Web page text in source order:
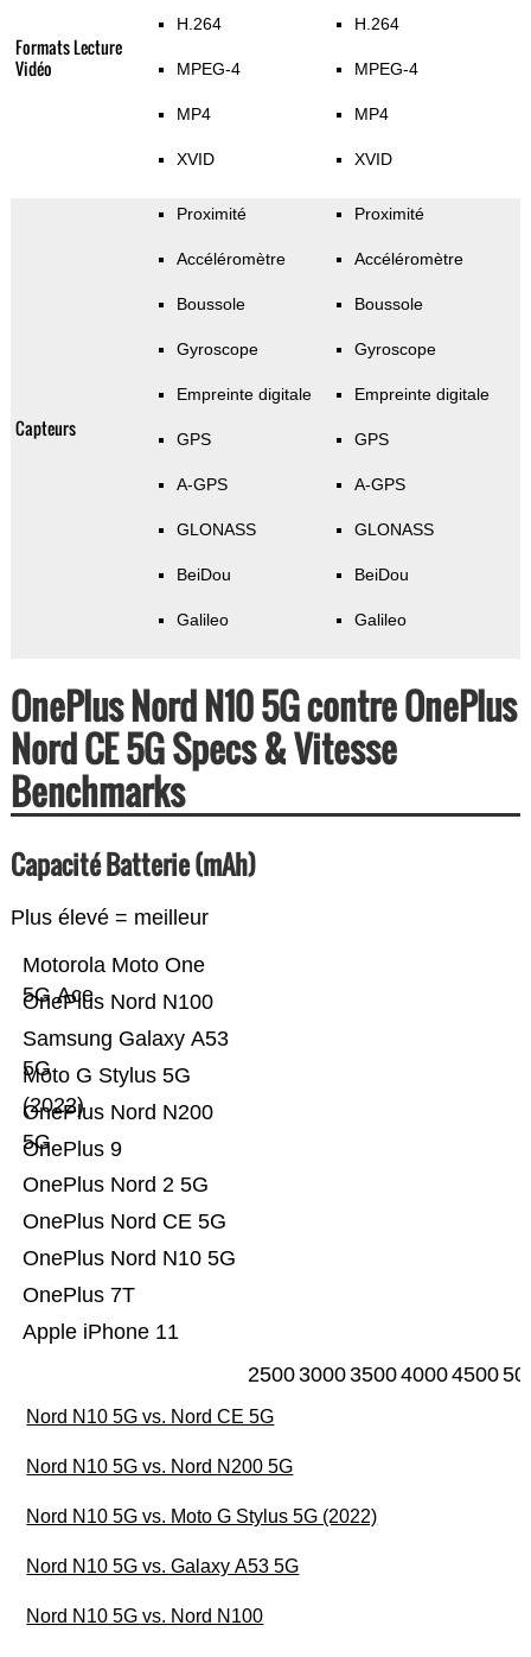
Formats Lecture
Vidéo
H.264
MPEG-4
MP4
XVID
H.264
MPEG-4
MP4
XVID
Capteurs
Proximité
Accéléromètre
Boussole
Gyroscope
Empreinte digitale
GPS
A-GPS
GLONASS
BeiDou
Galileo
Proximité
Accéléromètre
Boussole
Gyroscope
Empreinte digitale
GPS
A-GPS
GLONASS
BeiDou
Galileo
OnePlus Nord N10 5G contre OnePlus
Nord CE 5G Specs & Vitesse
Benchmarks
Capacité Batterie (mAh)
Plus élevé = meilleur
Apple iPhone 11
OnePlus 7T
OnePlus Nord N10 5G
OnePlus Nord CE 5G
OnePlus Nord 2 5G
OnePlus 9
OnePlus Nord N200
5G
Moto G Stylus 5G
(2022)
Samsung Galaxy A53
5G
OnePlus Nord N100
Motorola Moto One
5G Ace
25003000350040004500
Nord N10 5G vs. Nord CE 5G
Nord N10 5G vs. Nord N200 5G
Nord N10 5G vs. Moto G Stylus 5G (2022)
Nord N10 5G vs. Galaxy A53 5G
Nord N10 5G vs. Nord N100